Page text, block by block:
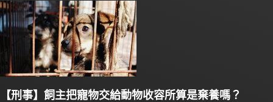
【刑事】飼主把寵物交給動物收容所算是棄養嗎？